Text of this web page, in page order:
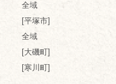
全域
[平塚市]
全域
[大磯町]
[寒川町]